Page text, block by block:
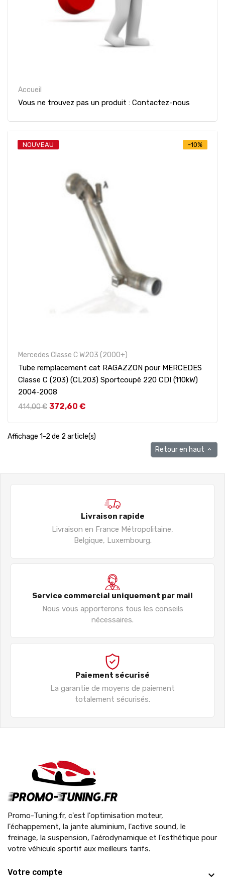
Accueil
Vous ne trouvez pas un produit : Contactez-nous
Mercedes Classe C W203 (2000+)
Tube remplacement cat RAGAZZON pour MERCEDES
Classe C (203) (CL203) Sportcoupè 220 CDI (110kW)
2004-2008
Prix de base
414,00 € Prix
372,60 €
NOUVEAU -10%
Affichage 1-2 de 2 article(s)
Retour en haut 
Livraison rapide
Livraison en France Métropolitaine,
Belgique, Luxembourg.
Service commercial uniquement par mail
Nous vous apporterons tous les conseils
nécessaires.
Paiement sécurisé
La garantie de moyens de paiement
totalement sécurisés.
Promo-Tuning.fr, c'est l'optimisation moteur,
l'échappement, la jante aluminium, l'active sound, le
freinage, la suspension, l'aérodynamique et l'esthétique pour
votre véhicule sportif aux meilleurs tarifs.
Votre compte